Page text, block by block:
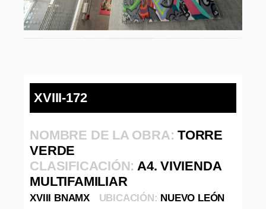
XVIII-172
NOMBRE DE LA OBRA:TORRE
VERDE
CLASIFICACIÓN:A4. VIVIENDA
MULTIFAMILIAR
XVIII BNAMX UBICACIÓN: NUEVO LEÓN